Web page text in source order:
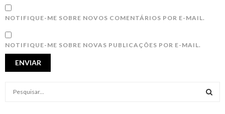
NOTIFIQUE-ME SOBRE NOVOS COMENTÁRIOS POR E-MAIL.
NOTIFIQUE-ME SOBRE NOVAS PUBLICAÇÕES POR E-MAIL.